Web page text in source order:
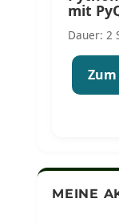
mit
Dauer: 2
MEINE